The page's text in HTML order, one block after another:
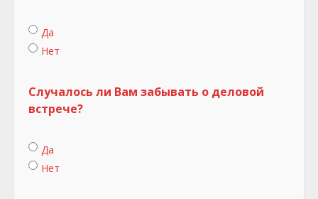
Да
Нет
Случалось ли Вам забывать о деловой
встрече?
Да
Нет